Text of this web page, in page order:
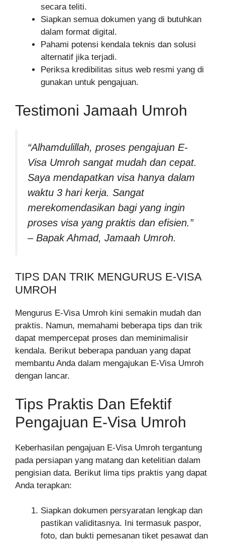
secara teliti.
Siapkan semua dokumen yang di butuhkan
dalam format digital.
Pahami potensi kendala teknis dan solusi
alternatif jika terjadi.
Periksa kredibilitas situs web resmi yang di
gunakan untuk pengajuan.
Testimoni Jamaah Umroh
“Alhamdulillah, proses pengajuan E-
Visa Umroh sangat mudah dan cepat.
Saya mendapatkan visa hanya dalam
waktu 3 hari kerja. Sangat
merekomendasikan bagi yang ingin
proses visa yang praktis dan efisien.”
– Bapak Ahmad, Jamaah Umroh.
TIPS DAN TRIK MENGURUS E-VISA
UMROH
Mengurus E-Visa Umroh kini semakin mudah dan
praktis. Namun, memahami beberapa tips dan trik
dapat mempercepat proses dan meminimalisir
kendala. Berikut beberapa panduan yang dapat
membantu Anda dalam mengajukan E-Visa Umroh
dengan lancar.
Tips Praktis Dan Efektif
Pengajuan E-Visa Umroh
Keberhasilan pengajuan E-Visa Umroh tergantung
pada persiapan yang matang dan ketelitian dalam
pengisian data. Berikut lima tips praktis yang dapat
Anda terapkan:
Siapkan dokumen persyaratan lengkap dan
pastikan validitasnya. Ini termasuk paspor,
foto, dan bukti pemesanan tiket pesawat dan